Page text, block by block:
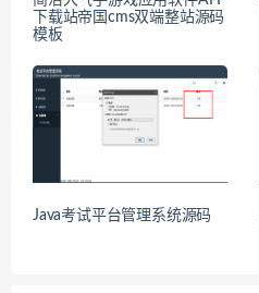
下载站帝国cms双端整站源码
模板
Java考试平台管理系统源码